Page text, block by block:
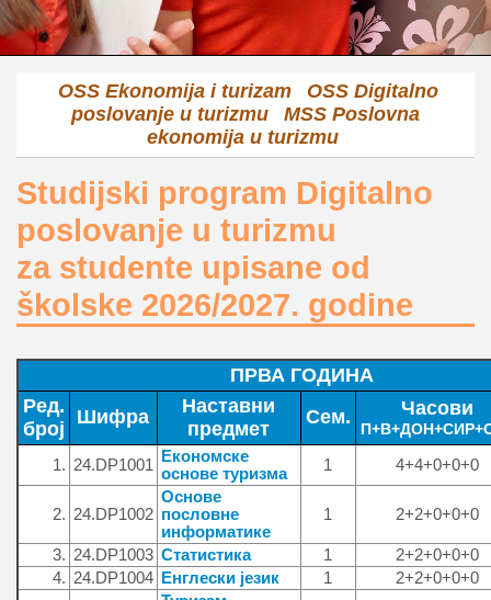
OSS Ekonomija i turizam
OSS Digitalno
poslovanje u turizmu
MSS Poslovna
ekonomija u turizmu
Studijski program Digitalno
poslovanje u turizmu
za studente upisane od
školske 2026/2027. godine
ПРВА ГОДИНА
Ред.
број
Шифра
Наставни
предмет
Сем. Часови
1. 24.DP1001
Економске
основе туризма
1 4+4+0+0+0
2. 24.DP1002
Основе
пословне
информатике
1 2+2+0+0+0
3. 24.DP1003 Статистика 1
2+2+0+0+0
4. 24.DP1004 Енглески језик 1 2+2+0+0+0